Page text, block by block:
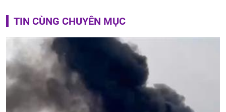
TIN CÙNG CHUYÊN MỤC